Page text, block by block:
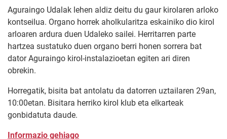
Aguraingo Udalak lehen aldiz deitu du gaur kirolaren arloko
kontseilua. Organo horrek aholkularitza eskainiko dio kirol
arloaren ardura duen Udaleko sailei. Herritarren parte
hartzea sustatuko duen organo berri honen sorrera bat
dator Aguraingo kirol-instalazioetan egiten ari diren
obrekin.
Horregatik, bisita bat antolatu da datorren uztailaren 29an,
10:00etan. Bisitara herriko kirol klub eta elkarteak
gonbidatuta daude.
Informazio gehiago